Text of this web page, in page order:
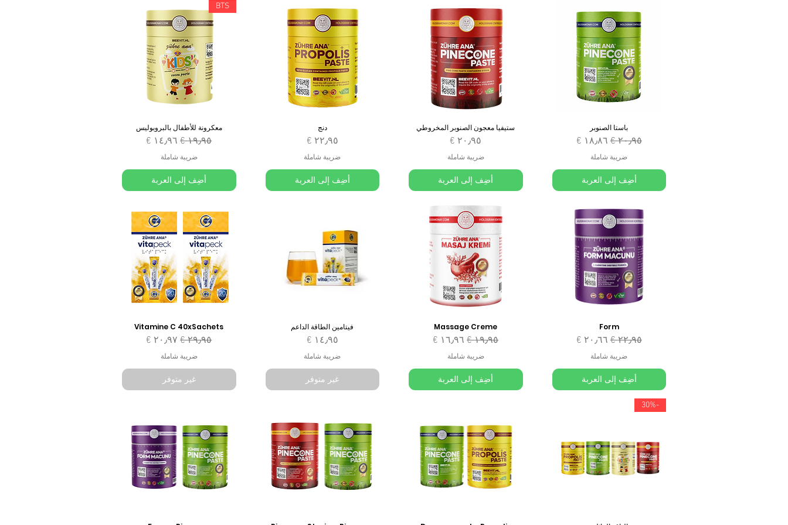
باستا الصنوبر
سعر عادي‏٢٠٫٩٥ € سعر البيع
ضريبة شاملة
أضِف إلى العربة
ستيفيا معجون الصنوبر المخروطي
السعر
ضريبة شاملة
أضِف إلى العربة
دنج
السعر
ضريبة شاملة
أضِف إلى العربة
BTS
معكرونة للأطفال بالبروبوليس
سعر عادي‏١٩٫٩٥ € سعر البيع
ضريبة شاملة
أضِف إلى العربة
Form
سعر عادي‏٢٢٫٩٥ € سعر البيع
ضريبة شاملة
أضِف إلى العربة
Massage Creme
سعر عادي‏١٩٫٩٥ € سعر البيع
ضريبة شاملة
أضِف إلى العربة
فيتامين الطاقة الداعم
السعر
ضريبة شاملة
غير متوفر
Vitamine C 40xSachets
سعر عادي‏٢٩٫٩٥ € سعر البيع
ضريبة شاملة
غير متوفر
-30%